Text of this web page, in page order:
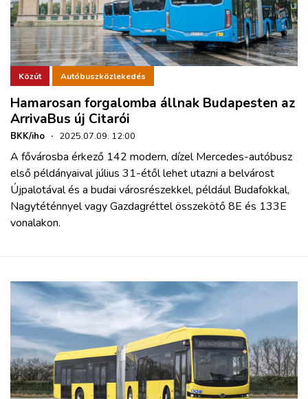
Közút Autóbuszközlekedés
Hamarosan forgalomba állnak Budapesten az
ArrivaBus új Citarói
BKK/iho · 2025.07.09. 12:00
A fővárosba érkező 142 modern, dízel Mercedes-autóbusz
első példányaival július 31-étől lehet utazni a belvárost
Újpalotával és a budai városrészekkel, például Budafokkal,
Nagytéténnyel vagy Gazdagréttel összekötő 8E és 133E
vonalakon.